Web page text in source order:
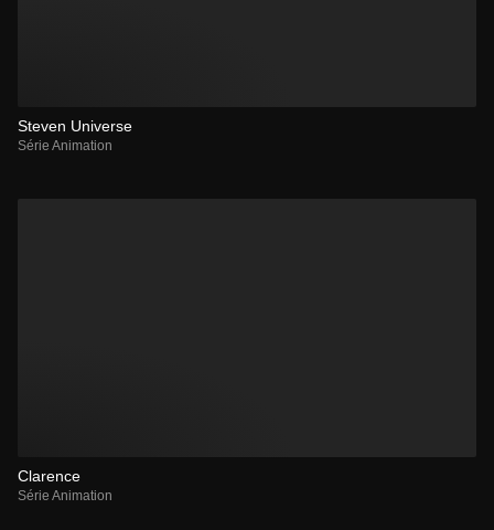
Steven Universe
Série Animation
Clarence
Série Animation